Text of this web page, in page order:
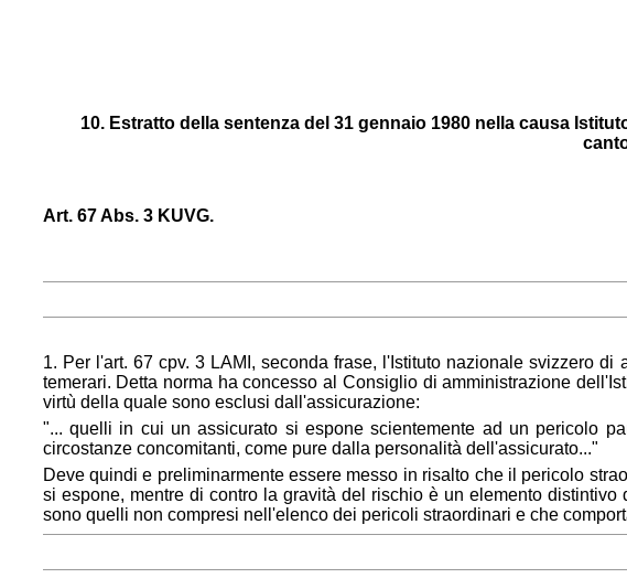
10. Estratto della sentenza del 31 gennaio 1980 nella causa
Art. 67 Abs. 3 KUVG.
1. Per l'art. 67 cpv. 3 LAMI, seconda frase, l'Istituto nazionale svizzero
temerari. Detta norma ha concesso al Consiglio di amministrazione
virtù della quale sono esclusi dall'assicurazione:
"... quelli in cui un assicurato si espone scientemente ad un pericolo
circostanze concomitanti, come pure dalla personalità dell'assicurato..."
Deve quindi e preliminarmente essere messo in risalto che il pericolo
si espone, mentre di contro la gravità del rischio è un elemento
sono quelli non compresi nell'elenco dei pericoli straordinari e che